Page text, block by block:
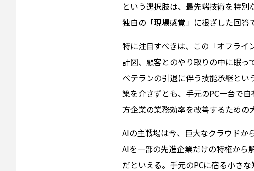
という選択肢は、最先端技術を特
独自の「現場感覚」に根ざした回答
特に注目すべきは、この「オフラ
計図、顧客とのやり取りの中に眠っ
ベテランの引退に伴う技能承継と
築を介さずとも、手元のPC一台で
方企業の業務効率を改善するための
AIの主戦場は今、巨大なクラウドか
AIを一部の先進企業だけの特権から
だといえる。手元のPCに宿る小さ